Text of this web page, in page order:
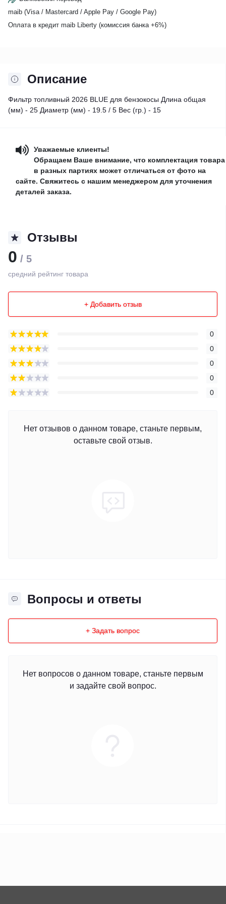
maib (Visa / Mastercard / Apple Pay / Google Pay)
Оплата в кредит maib Liberty (комиссия банкa +6%)
Описание
Фильтр топливный 2026 BLUE для бензокосы Длина общая
(мм) - 25 Диаметр (мм) - 19.5 / 5 Вес (гр.) - 15
Уважаемые клиенты!
Обращаем Ваше внимание, что комплектация товара
в разных партиях может отличаться от фото на
сайте. Свяжитесь с нашим менеджером для уточнения
деталей заказа.
Отзывы
0 / 5
средний рейтинг товара
+ Добавить отзыв
0
0
0
0
0
Нет отзывов о данном товаре, станьте первым,
оставьте свой отзыв.
Вопросы и ответы
+ Задать вопрос
Нет вопросов о данном товаре, станьте первым
и задайте свой вопрос.